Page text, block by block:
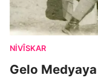
NIVÎSKAR
Gelo